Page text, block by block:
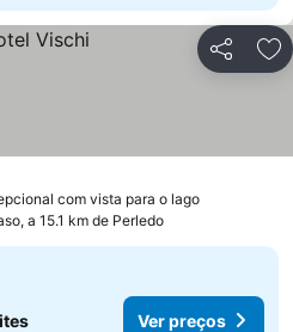
Partilhar
com vista para o lago
a 15.1 km de Perledo
Ver preços